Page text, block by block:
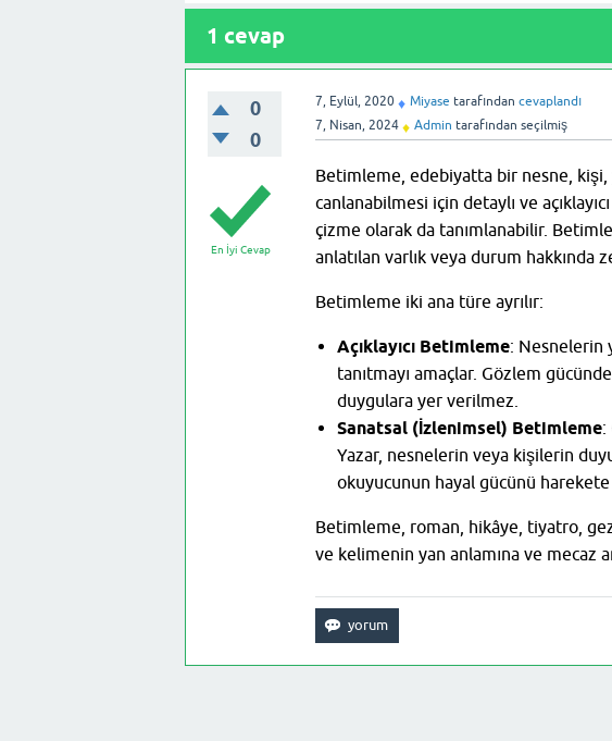
1 cevap
0
0
7, Eylül, 2020 ♦ Miyase tarafından cevaplandı
7, Nisan, 2024 ♦ Admin tarafından seçilmiş
En İyi Cevap
Betimleme, edebiyatta bir nesne,
canlanabilmesi için detaylı ve
çizme olarak da tanımlanabilir.
anlatılan varlık veya durum hakkında
Betimleme iki ana türe ayrılır:
Açıklayıcı Betimleme: Nesnelerin
tanıtmayı amaçlar. Gözlem
duygulara yer verilmez.
Sanatsal (İzlenimsel) Betimleme:
Yazar, nesnelerin veya kişilerin
okuyucunun hayal gücünü harekete
Betimleme, roman, hikâye, tiyatro,
ve kelimenin yan anlamına ve mecaz